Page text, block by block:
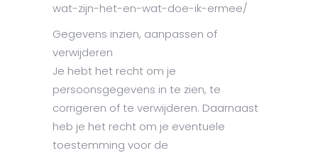
wat-zijn-het-en-wat-doe-ik-ermee/
Gegevens inzien, aanpassen of
verwijderen
Je hebt het recht om je
persoonsgegevens in te zien, te
corrigeren of te verwijderen. Daarnaast
heb je het recht om je eventuele
toestemming voor de